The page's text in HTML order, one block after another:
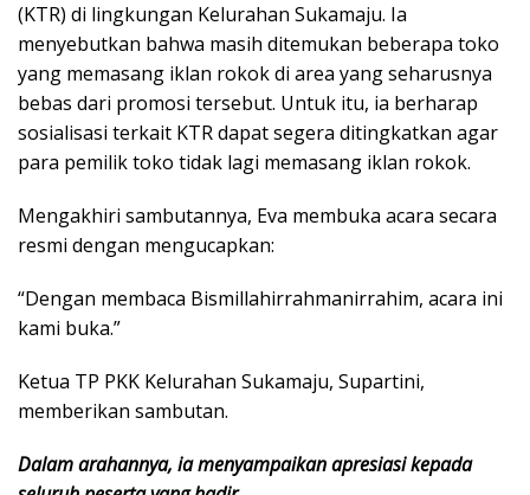
(KTR) di lingkungan Kelurahan Sukamaju. Ia
menyebutkan bahwa masih ditemukan beberapa toko
yang memasang iklan rokok di area yang seharusnya
bebas dari promosi tersebut. Untuk itu, ia berharap
sosialisasi terkait KTR dapat segera ditingkatkan agar
para pemilik toko tidak lagi memasang iklan rokok.
Mengakhiri sambutannya, Eva membuka acara secara
resmi dengan mengucapkan:
“Dengan membaca Bismillahirrahmanirrahim, acara ini
kami buka.”
Ketua TP PKK Kelurahan Sukamaju, Supartini,
memberikan sambutan.
Dalam arahannya, ia menyampaikan apresiasi kepada